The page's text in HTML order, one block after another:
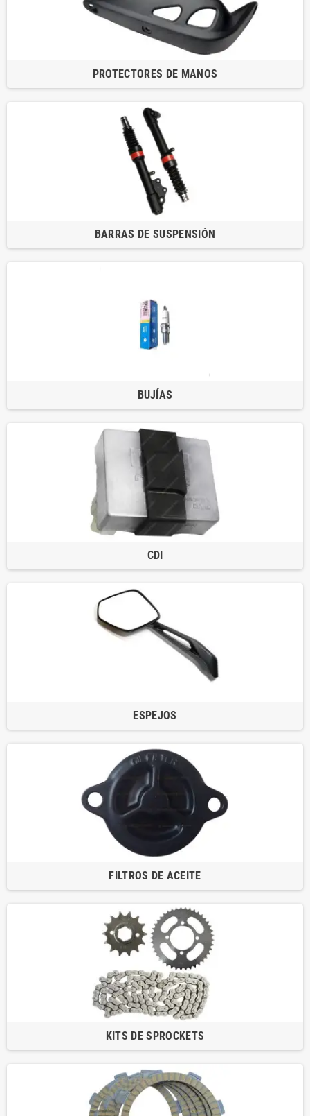
PROTECTORES DE MANOS
BARRAS DE SUSPENSIÓN
BUJÍAS
CDI
ESPEJOS
FILTROS DE ACEITE
KITS DE SPROCKETS